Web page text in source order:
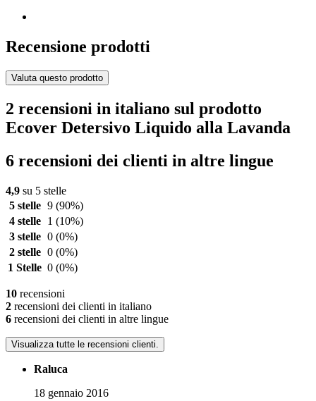
Recensione prodotti
Valuta questo prodotto
2 recensioni in italiano sul prodotto
Ecover Detersivo Liquido alla Lavanda
6 recensioni dei clienti in altre lingue
4,9 su 5 stelle
5 stelle 9 (90%)
4 stelle
1 (10%)
3 stelle 0 (0%)
2 stelle 0 (0%)
1 Stelle 0 (0%)
10 recensioni
2 recensioni dei clienti in italiano
6 recensioni dei clienti in altre lingue
Visualizza tutte le recensioni clienti.
Raluca
18 gennaio 2016